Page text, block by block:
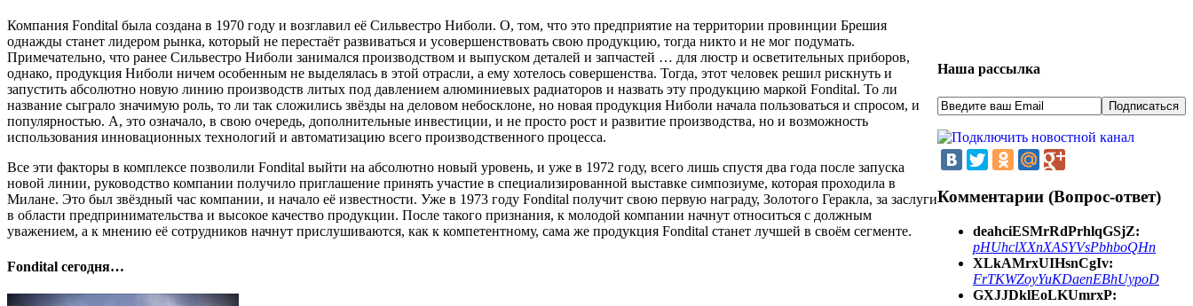
Компания Fondital была создана в 1970 году и возглавил её Сильвестро Ниболи. О, том, что это предприятие на территории провинции Брешия
однажды станет лидером рынка, который не перестаёт развиваться и усовершенствовать свою продукцию, тогда никто и не мог подумать.
Примечательно, что ранее Сильвестро Ниболи занимался производством и выпуском деталей и запчастей … для люстр и осветительных приборов,
однако, продукция Ниболи ничем особенным не выделялась в этой отрасли, а ему хотелось совершенства. Тогда, этот человек решил рискнуть и
запустить абсолютно новую линию производств литых под давлением алюминиевых радиаторов и назвать эту продукцию маркой Fondital. То ли
название сыграло значимую роль, то ли так сложились звёзды на деловом небосклоне, но новая продукция Ниболи начала пользоваться и спросом, и
популярностью. А, это означало, в свою очередь, дополнительные инвестиции, и не просто рост и развитие производства, но и возможность
использования инновационных технологий и автоматизацию всего производственного процесса.
Все эти факторы в комплексе позволили Fondital выйти на абсолютно новый уровень, и уже в 1972 году, всего лишь спустя два года после запуска
новой линии, руководство компании получило приглашение принять участие в специализированной выставке симпозиуме, которая проходила в
Милане. Это был звёздный час компании, и начало её известности. Уже в 1973 году Fondital получит свою первую награду, Золотого Геракла, за заслуги
в области предпринимательства и высокое качество продукции. После такого признания, к молодой компании начнут относиться с должным
уважением, а к мнению её сотрудников начнут прислушиваются, как к компетентному, сама же продукция Fondital станет лучшей в своём сегменте.
Fondital сегодня…
Наша рассылка
Комментарии (Вопрос-ответ)
deahciESMrRdPrhlqGSjZ:
pHUhclXXnXASYVsPbhboQHn
XLkAMrxUIHsnCgIv:
FrTKWZoyYuKDaenEBhUypoD
GXJJDklEoLKUmrxP: